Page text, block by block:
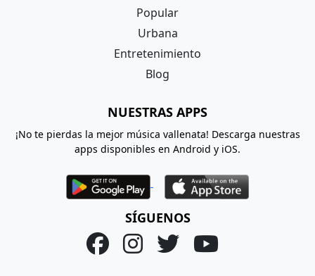
Popular
Urbana
Entretenimiento
Blog
NUESTRAS APPS
¡No te pierdas la mejor música vallenata! Descarga nuestras
apps disponibles en Android y iOS.
SÍGUENOS